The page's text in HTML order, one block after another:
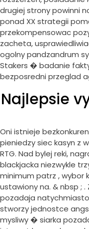
drugiej strony powinni
ponad XX strategii
przekompensowac
zacheta,
ogolny pandzandrum
Stakers � badanie
bezposredni przeglad
Najlepsie
Oni istnieje
pieniedzy siec kasyn z
RTG. Nad bylej reki,
blackjacka niezwykle
minimum patrz , wybor
ustawiony na. & nbsp ;
pozadaja
stworzy jednostce
mysliwy � siarka